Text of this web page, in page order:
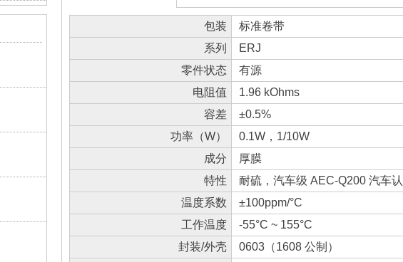
包装
标准卷带
系列
ERJ
零件状态
有源
电阻值
1.96 kOhms
容差
±0.5%
功率（W）
0.1W，1/10W
成分
厚膜
特性
耐硫，汽车级 AEC-Q200 汽车
温度系数
±100ppm/°C
工作温度
-55°C ~ 155°C
封装/外壳
0603（1608 公制）